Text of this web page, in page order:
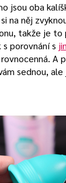
jsou oba
na něj
takže je
porovnání s
A
sednou, ale